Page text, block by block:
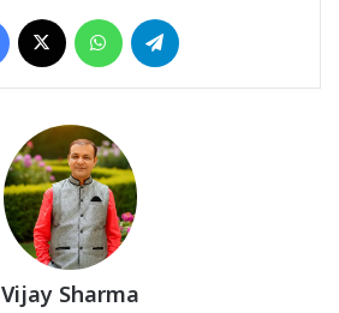
Facebook WhatsApp
Vijay Sharma